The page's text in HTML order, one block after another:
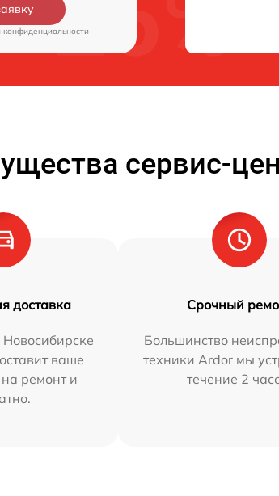
конфиденциальности
сервис-
доставка
ваше
на ремонт и
Срочный
Большинство
техники Ardor мы
течение 2